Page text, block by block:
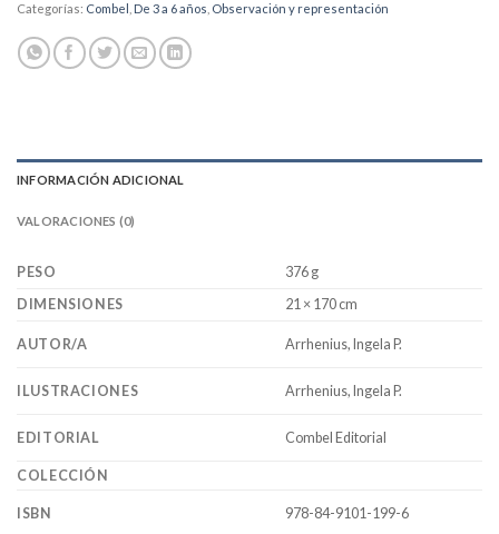
Categorías: Combel De 3 a 6 años Observación y representación
INFORMACIÓN ADICIONAL
VALORACIONES (0)
PESO
376 g
DIMENSIONES
21 × 170 cm
AUTOR/A Arrhenius, Ingela P.
ILUSTRACIONES Arrhenius, Ingela P.
EDITORIAL Combel Editorial
COLECCIÓN
ISBN 978-84-9101-199-6